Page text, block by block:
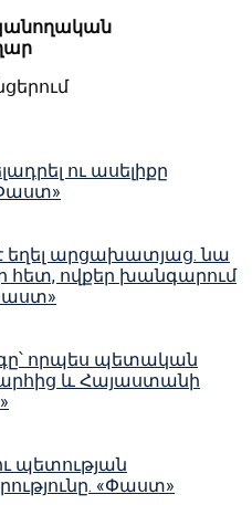
ու ասելիքը
եղել արցախատյաց. նա
հետ, ովքեր խանգարում
որպես պետական
և Հայաստանի
պետության
«Փաստ»